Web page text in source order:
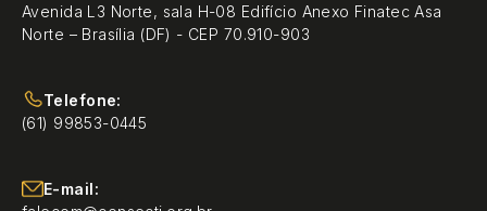
Avenida L3 Norte, sala H-08 Edifício Anexo Finatec Asa
Norte – Brasília (DF) - CEP 70.910-903
Telefone:
(61) 99853-0445
E-mail: